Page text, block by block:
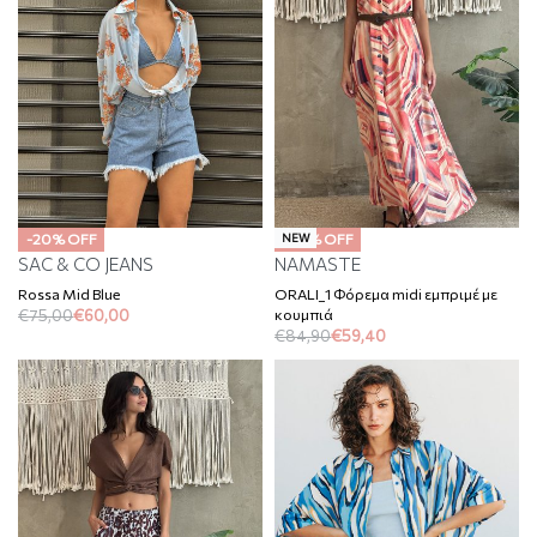
-20% OFF
SAC & CO JEANS
Rossa Mid Blue
€75,00€60,00
NEW
-30% OFF
NAMASTE
ORALI_1 Φόρεμα midi εμπριμέ με
κουμπιά
€84,90€59,40